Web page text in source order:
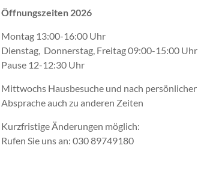
Öffnungszeiten 2026
Montag 13:00-16:00 Uhr
Dienstag, Donnerstag, Freitag 09:00-15:00 Uhr
Pause 12-12:30 Uhr
Mittwochs Hausbesuche und nach persönlicher
Abspracheauch zu anderen Zeiten
Kurzfristige Änderungen möglich:
Rufen Sie uns an: 030 89749180